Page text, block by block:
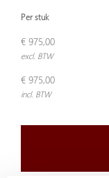
Per stuk
€ 975,00
excl. BTW
€ 975,00
incl. BTW